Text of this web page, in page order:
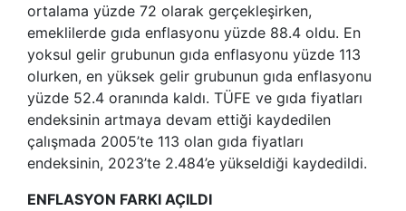
ortalama yüzde 72 olarak gerçekleşirken,
emeklilerde gıda enflasyonu yüzde 88.4 oldu. En
yoksul gelir grubunun gıda enflasyonu yüzde 113
olurken, en yüksek gelir grubunun gıda enflasyonu
yüzde 52.4 oranında kaldı. TÜFE ve gıda fiyatları
endeksinin artmaya devam ettiği kaydedilen
çalışmada 2005’te 113 olan gıda fiyatları
endeksinin, 2023’te 2.484’e yükseldiği kaydedildi.
ENFLASYON FARKI AÇILDI